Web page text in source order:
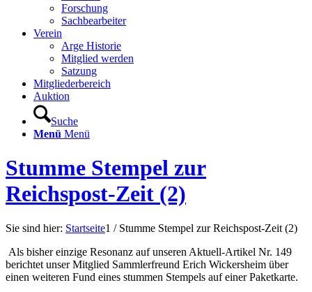
Forschung
Sachbearbeiter
Verein
Arge Historie
Mitglied werden
Satzung
Mitgliederbereich
Auktion
Suche
Menü Menü
Stumme Stempel zur
Reichspost‐Zeit (2)
Sie sind hier: Startseite1 / Stumme Stempel zur Reichspost‐Zeit (2)
Als bisher einzige Resonanz auf unseren Aktuell‐Artikel Nr. 149
berichtet unser Mitglied Sammlerfreund Erich Wickersheim über
einen weiteren Fund eines stummen Stempels auf einer Paketkarte.